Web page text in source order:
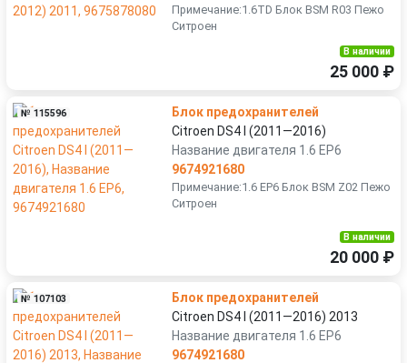
Примечание:1.6TD Блок BSM R03 Пежо
Ситроен
В наличии
25 000 ₽
№ 115596
Блок предохранителей
Citroen DS4 I (2011—2016)
Название двигателя 1.6 EP6
9674921680
Примечание:1.6 EP6 Блок BSM Z02 Пежо
Ситроен
В наличии
20 000 ₽
№ 107103
Блок предохранителей
Citroen DS4 I (2011—2016) 2013
Название двигателя 1.6 EP6
9674921680